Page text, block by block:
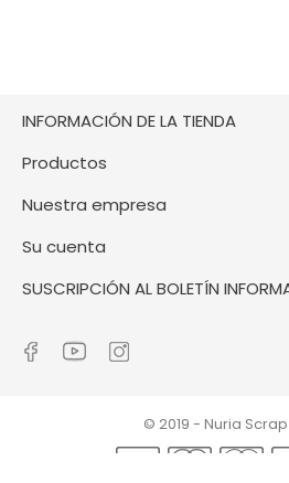
INFORMACIÓN DE LA TIENDA
Productos
Nuestra empresa
Su cuenta
SUSCRIPCIÓN AL BOLETÍN
© 2019 - Nuria